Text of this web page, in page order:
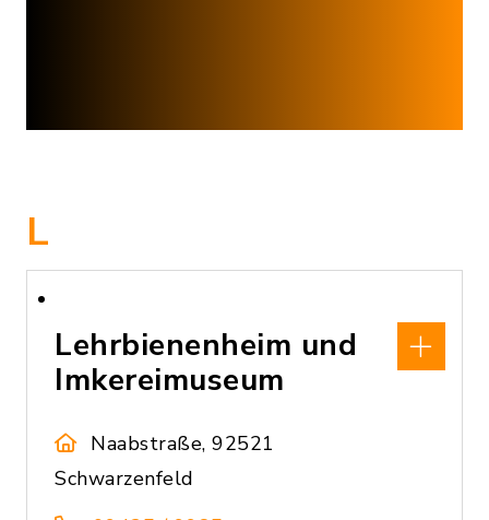
L
Lehrbienenheim und
Imkereimuseum
Naabstraße, 92521
Schwarzenfeld